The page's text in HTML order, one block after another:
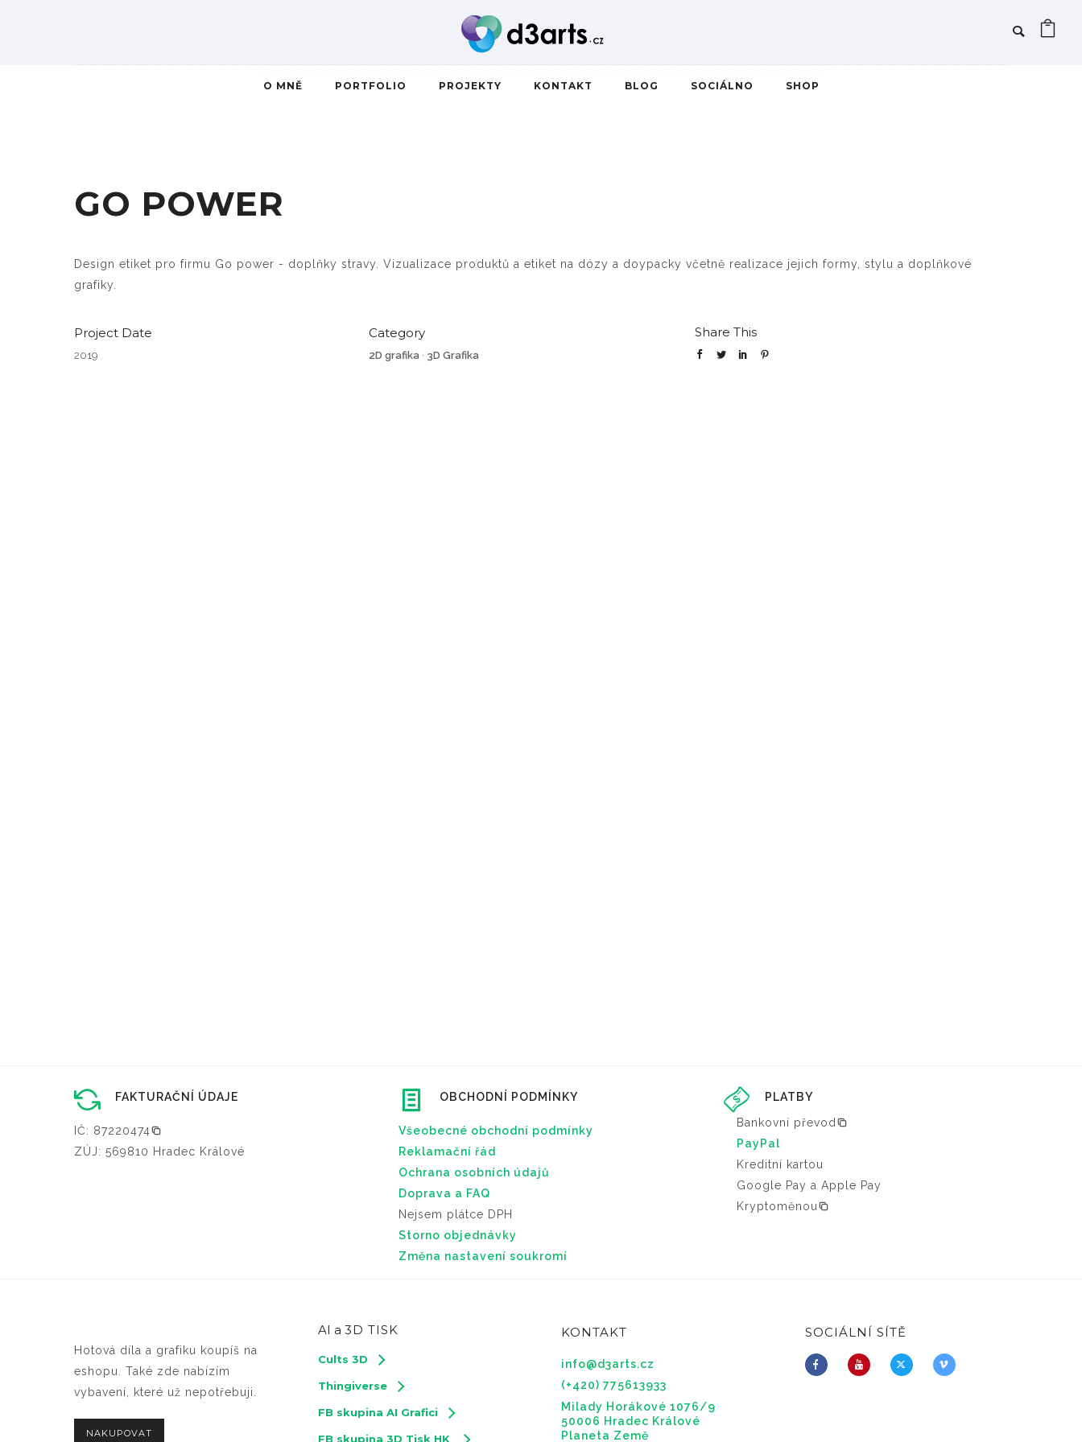
O MNĚ PORTFOLIO PROJEKTY KONTAKT BLOG SOCIÁLNO SHOP
GO POWER
Design etiket pro firmu Go power - doplňky stravy. Vizualizace produktů a etiket na dózy a doypacky včetně realizace jejich formy, stylu a doplňkové
grafiky.
Project Date
2019
Category
2D grafika· 3D Grafika
Share This
FAKTURAČNÍ ÚDAJE
IČ: 87220474
ZÚJ: 569810 Hradec Králové
OBCHODNÍ PODMÍNKY
Všeobecné obchodní podmínky
Reklamační řád
Ochrana osobních údajů
Doprava a FAQ
Nejsem plátce DPH
Storno objednávky
Změna nastavení soukromí
PLATBY
Bankovní převod
PayPal
Kreditní kartou
Google Pay a Apple Pay
Kryptoměnou
Hotová díla a grafiku koupíš na
eshopu. Také zde nabízím
vybavení, které už nepotřebuji.
NAKUPOVAT
AI a 3D TISK
Cults 3D
Thingiverse
FB skupina AI Grafici
FB skupina 3D Tisk HK
KONTAKT
info@d3arts.cz
(+420) 775613933
Milady Horákové 1076/9
50006 Hradec Králové
Planeta Země
SOCIÁLNÍ SÍTĚ